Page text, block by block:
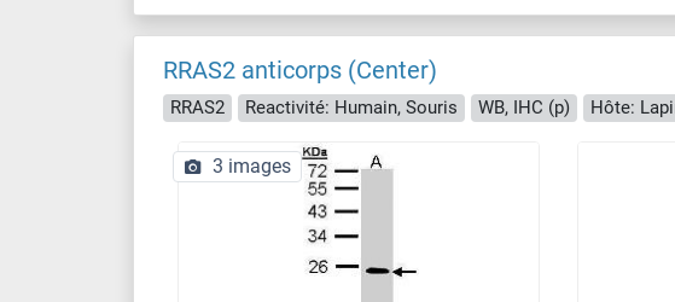
RRAS2 anticorps (Center)
RRAS2 Reactivité: Humain, Souris WB, IHC (p) Hôte:
3 images